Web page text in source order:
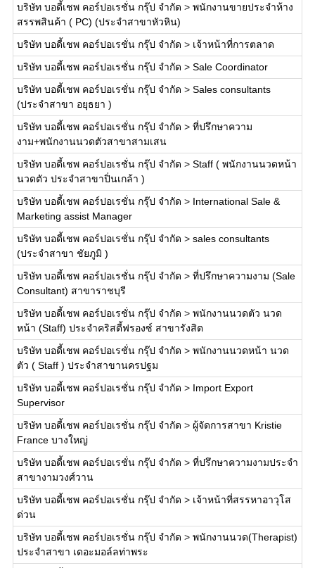
บริษัท บอดี้เชพ คอร์ปอเรชั่น กรุ๊ป จำกัด > พนักงานขายประจำห้าง
สรรพสินค้า ( PC) (ประจำสาขาหัวหิน)
บริษัท บอดี้เชพ คอร์ปอเรชั่น กรุ๊ป จำกัด > เจ้าหน้าที่การตลาด
บริษัท บอดี้เชพ คอร์ปอเรชั่น กรุ๊ป จำกัด > Sale Coordinator
บริษัท บอดี้เชพ คอร์ปอเรชั่น กรุ๊ป จำกัด > Sales consultants
(ประจำสาขา อยุธยา )
บริษัท บอดี้เชพ คอร์ปอเรชั่น กรุ๊ป จำกัด > ที่ปรึกษาความ
งาม+พนักงานนวดตัวสาขาสามเสน
บริษัท บอดี้เชพ คอร์ปอเรชั่น กรุ๊ป จำกัด > Staff ( พนักงานนวดหน้า
นวดตัว ประจำสาขาปิ่นเกล้า )
บริษัท บอดี้เชพ คอร์ปอเรชั่น กรุ๊ป จำกัด > International Sale &
Marketing assist Manager
บริษัท บอดี้เชพ คอร์ปอเรชั่น กรุ๊ป จำกัด > sales consultants
(ประจำสาขา ชัยภูมิ )
บริษัท บอดี้เชพ คอร์ปอเรชั่น กรุ๊ป จำกัด > ที่ปรึกษาความงาม (Sale
Consultant) สาขาราชบุรี
บริษัท บอดี้เชพ คอร์ปอเรชั่น กรุ๊ป จำกัด > พนักงานนวดตัว นวด
หน้า (Staff) ประจำคริสตี้ฟรองซ์ สาขารังสิต
บริษัท บอดี้เชพ คอร์ปอเรชั่น กรุ๊ป จำกัด > พนักงานนวดหน้า นวด
ตัว ( Staff ) ประจำสาขานครปฐม
บริษัท บอดี้เชพ คอร์ปอเรชั่น กรุ๊ป จำกัด > Import Export
Supervisor
บริษัท บอดี้เชพ คอร์ปอเรชั่น กรุ๊ป จำกัด > ผู้จัดการสาขา Kristie
France บางใหญ่
บริษัท บอดี้เชพ คอร์ปอเรชั่น กรุ๊ป จำกัด > ที่ปรึกษาความงามประจำ
สาขางามวงศ์วาน
บริษัท บอดี้เชพ คอร์ปอเรชั่น กรุ๊ป จำกัด > เจ้าหน้าที่สรรหาอาวุโส
ด่วน
บริษัท บอดี้เชพ คอร์ปอเรชั่น กรุ๊ป จำกัด > พนักงานนวด(Therapist)
ประจำสาขา เดอะมอล์ลท่าพระ